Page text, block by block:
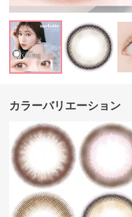
カラーバリエーション